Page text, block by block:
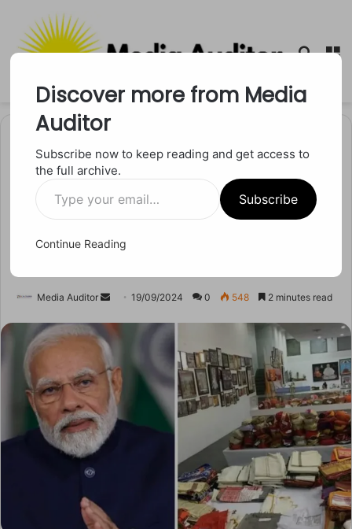
Search
राष्ट्रीय
PM Modi के उपहारों की नीलामी,
Media Auditor
Send
email
19/09/2024 0 548 2 minutes read
Discover more from Media
Auditor
Subscribe now to keep reading and get access to
the full archive.
Type
your
email…
Subscribe
Continue Reading